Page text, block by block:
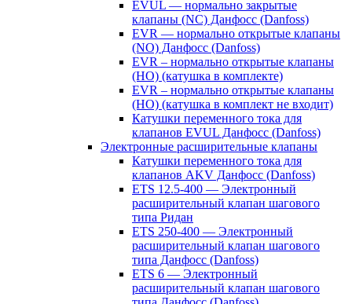
EVUL — нормально закрытые
клапаны (NC) Данфосс (Danfoss)
EVR — нормально открытые клапаны
(NO) Данфосс (Danfoss)
EVR – нормально открытые клапаны
(НО) (катушка в комплекте)
EVR – нормально открытые клапаны
(НО) (катушка в комплект не входит)
Катушки переменного тока для
клапанов EVUL Данфосс (Danfoss)
Электронные расширительные клапаны
Катушки переменного тока для
клапанов AKV Данфосс (Danfoss)
ETS 12.5-400 — Электронный
расширительный клапан шагового
типа Ридан
ETS 250-400 — Электронный
расширительный клапан шагового
типа Данфосс (Danfoss)
ETS 6 — Электронный
расширительный клапан шагового